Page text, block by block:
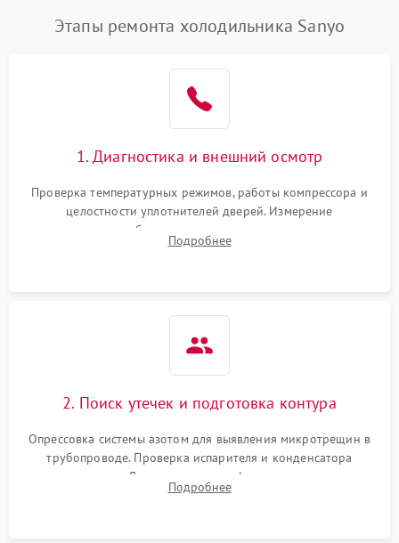
Этапы ремонта холодильника Sanyo
1. Диагностика и внешний осмотр
Проверка температурных режимов, работы компрессора и
целостности уплотнителей дверей. Измерение
сопротивления обмоток мотора, проверка термостата и
считывание кодов ошибок с электронного дисплея.
Подробнее
2. Поиск утечек и подготовка контура
Опрессовка системы азотом для выявления микротрещин в
трубопроводе. Проверка испарителя и конденсатора
течеискателем. Демонтаж старого фильтра-осушителя и
продувка капиллярной трубки для устранения засоров.
Подробнее